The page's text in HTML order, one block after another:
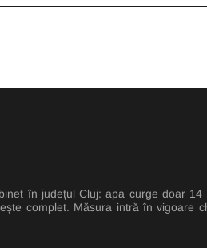
în județul Cluj: apa curge doar 14
complet. Măsura intră în vigoare